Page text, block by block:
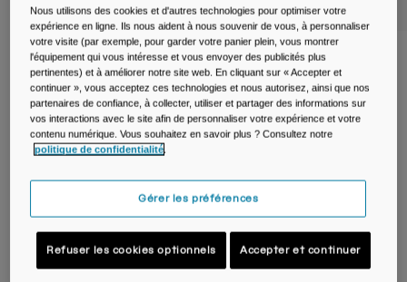
Tout Voir
Sac à dos Trail Dart™ avec poche à eau
1,5 L
Article n°38770
79,99 €
Couleur -
Nous utilisons des cookies et d'autres technologies pour optimiser votre
expérience en ligne. Ils nous aident à nous souvenir de vous, à personnaliser
votre visite (par exemple, pour garder votre panier plein, vous montrer
l'équipement qui vous intéresse et vous envoyer des publicités plus
pertinentes) et à améliorer notre site web. En cliquant sur « Accepter et
continuer », vous acceptez ces technologies et nous autorisez, ainsi que nos
partenaires de confiance, à collecter, utiliser et partager des informations sur
vos interactions avec le site afin de personnaliser votre expérience et votre
contenu numérique. Vous souhaitez en savoir plus ? Consultez notre
politique de confidentialité.
Gérer les préférences
Refuser les cookies optionnels Accepter et continuer